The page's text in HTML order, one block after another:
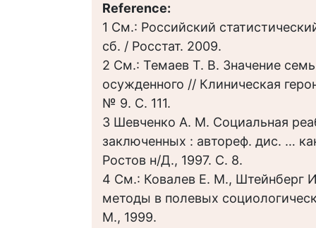
Reference:
1 См.: Российский
сб. / Росстат. 2009.
2 См.: Темаев Т. В. Значение
осужденного // Клиническая
№ 9. С. 111.
3 Шевченко A. M. Социальная
заключенных : автореф. дис. …
Ростов н/Д., 1997. С. 8.
4 См.: Ковалев Е. М., Штейнберг
методы в полевых
М., 1999.